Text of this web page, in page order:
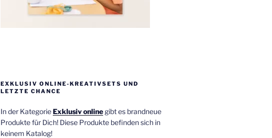
EXKLUSIV ONLINE-KREATIVSETS UND
LETZTE CHANCE
In der KategorieExklusiv onlinegibt es brandneue
Produkte für Dich! Diese Produkte befinden sich in
keinem Katalog!